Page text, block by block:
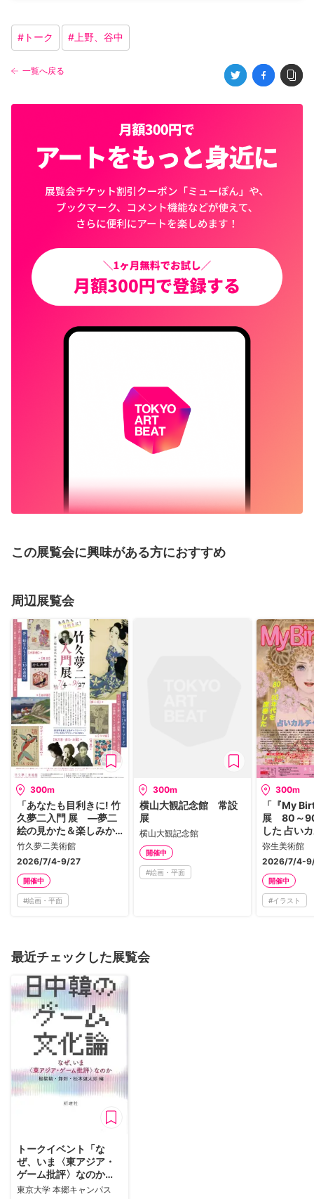
# トーク # 上野、谷中
一覧へ戻る
この展覧会に興味がある方におすすめ
周辺展覧会
300m
「あなたも目利きに! 竹
久夢二入門 展 ―夢二
絵の見かた＆楽しみか
た―」
竹久夢二美術館
2026/7/4-9/27
開催中
#絵画・平面
300m
横山大観記念館 常設
展
横山大観記念館
開催中
#絵画・平面
300m
「『My
展 80～
した 占い
女雑誌」
弥生美術館
2026/7/4-
開催中
#イラスト
最近チェックした展覧会
トークイベント「な
ぜ、いま〈東アジア・
ゲーム批評〉なのか
──『日中韓のゲーム文
東京大学 本郷キャンパス